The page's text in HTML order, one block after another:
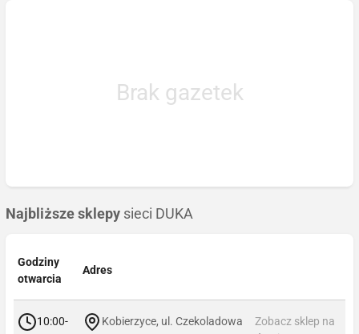
Brak gazetek
Najbliższe sklepy sieci DUKA
Godziny
otwarcia
Adres
10:00-
Kobierzyce, ul. Czekoladowa
Zobacz sklep na